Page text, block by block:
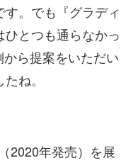
。でも『グラディ
とつも通らなかっ
ら提案をいただい
ね。
2020年発売）を展